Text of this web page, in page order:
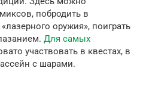
побродить в
оружия», поиграть
Для самых
участвовать в квестах, в
с шарами.